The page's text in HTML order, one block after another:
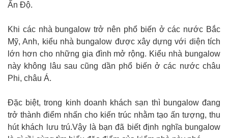
Ấn Độ.
Khi các nhà bungalow trở nên phổ biến ở các nước Bắc
Mỹ, Anh, kiểu nhà bungalow được xây dựng với diện tích
lớn hơn cho những gia đình mở rộng. Kiểu nhà bungalow
này không lâu sau cũng dần phổ biến ở các nước châu
Phi, châu Á.
Đặc biệt, trong kinh doanh khách sạn thì bungalow đang
trở thành điểm nhấn cho kiến trúc nhằm tạo ấn tượng, thu
hút khách lưu trú.Vậy là bạn đã biết định nghĩa bungalow